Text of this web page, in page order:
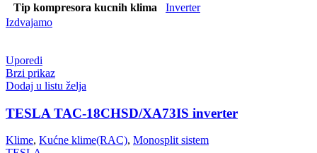
Tip kompresora kucnih klima
Inverter
Izdvajamo
Uporedi
Brzi prikaz
Dodaj u listu želja
TESLA TAC-18CHSD/XA73IS inverter
Klime, Kućne klime(RAC), Monosplit sistem